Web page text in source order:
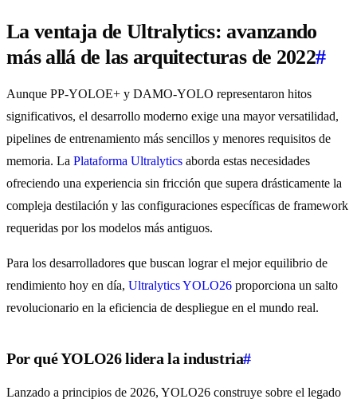
La ventaja de Ultralytics: avanzando
más allá de las arquitecturas de 2022#
Aunque PP-YOLOE+ y DAMO-YOLO representaron hitos
significativos, el desarrollo moderno exige una mayor versatilidad,
pipelines de entrenamiento más sencillos y menores requisitos de
memoria. La Plataforma Ultralytics aborda estas necesidades
ofreciendo una experiencia sin fricción que supera drásticamente la
compleja destilación y las configuraciones específicas de framework
requeridas por los modelos más antiguos.
Para los desarrolladores que buscan lograr el mejor equilibrio de
rendimiento hoy en día, Ultralytics YOLO26 proporciona un salto
revolucionario en la eficiencia de despliegue en el mundo real.
Por qué YOLO26 lidera la industria#
Lanzado a principios de 2026, YOLO26 construye sobre el legado